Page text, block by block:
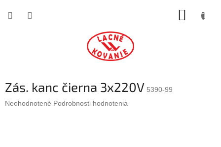
Zás. kanc čierna 3x220V 5390-99
Priemerné
Neohodnotené Podrobnosti hodnotenia